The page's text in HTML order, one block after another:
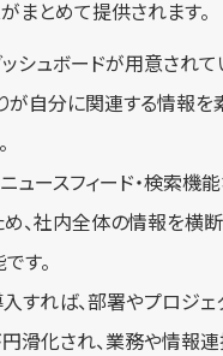
まとめて提供されます。
シュボードが用意されて
が自分に関連する情報を
ュースフィード・検索機
め、社内全体の情報を横
す。
すれば、部署やプロジェ
円滑化され、業務や情報